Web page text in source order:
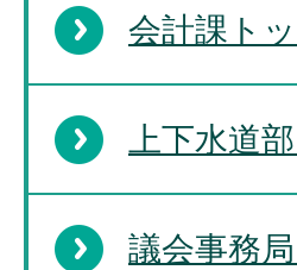
会計課ト
上下水道
議会事務